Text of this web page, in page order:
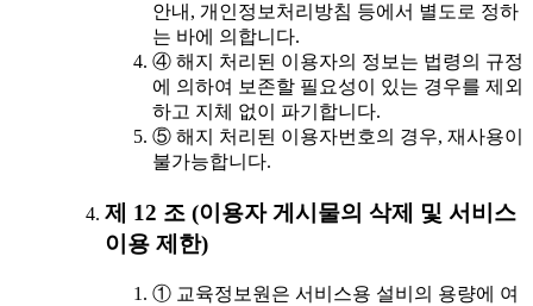
안내, 개인정보처리방침 등에서 별도로 정하
는 바에 의합니다.
④ 해지 처리된 이용자의 정보는 법령의 규정
에 의하여 보존할 필요성이 있는 경우를 제외
하고 지체 없이 파기합니다.
⑤ 해지 처리된 이용자번호의 경우, 재사용이
불가능합니다.
제 12 조 (이용자 게시물의 삭제 및 서비스
이용 제한)
① 교육정보원은 서비스용 설비의 용량에 여